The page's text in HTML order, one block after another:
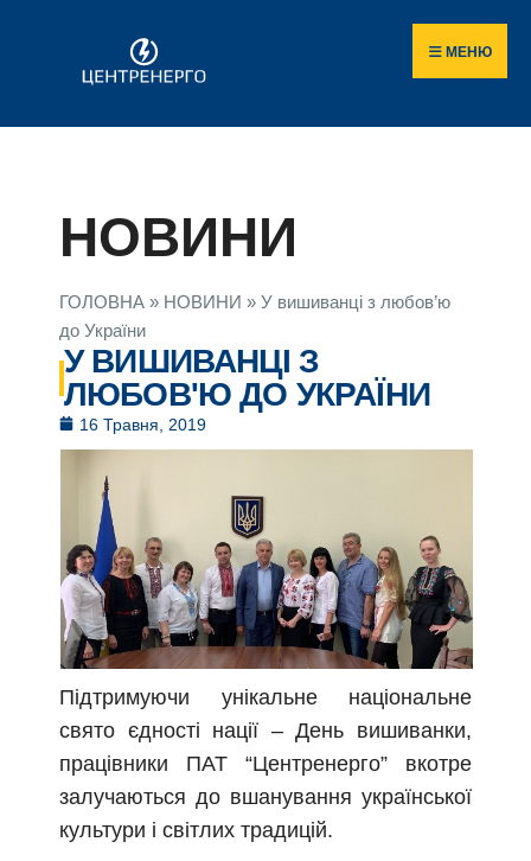
МЕНЮ
НОВИНИ
ГОЛОВНА » НОВИНИ » У вишиванці з любов’ю
до України
У ВИШИВАНЦІ З
ЛЮБОВ'Ю ДО УКРАЇНИ
16 Травня, 2019
Підтримуючи унікальне національне
свято єдності нації – День вишиванки,
працівники ПАТ “Центренерго” вкотре
залучаються до вшанування української
культури і світлих традицій.